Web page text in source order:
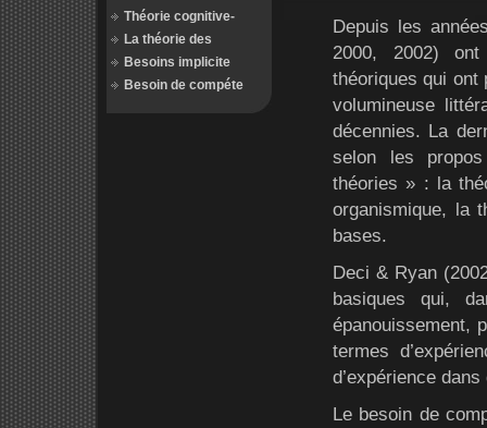
Théorie cognitive-
La théorie des
Besoins implicite
Besoin de compéte
Depuis les
2000, 2002) ont
théoriques qui ont
volumineuse
décennies. La
selon les
théories » : la
organismique, la
bases.
Deci & Ryan
basiques qui,
épanouissement,
termes
d’expérience
Le besoin de